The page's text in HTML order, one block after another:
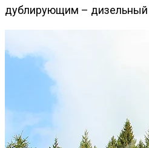
дублирующим – дизельный